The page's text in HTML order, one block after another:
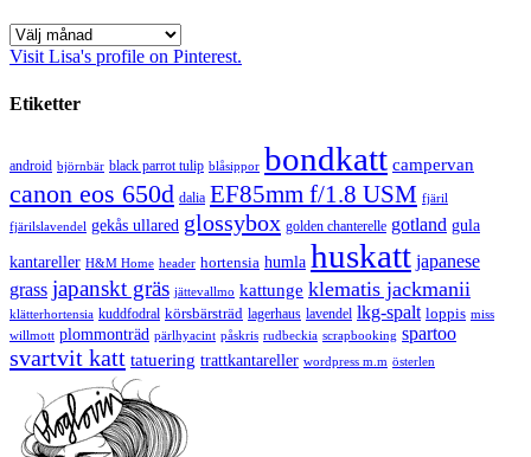
Arkiv
Visit Lisa's profile on Pinterest.
Etiketter
android björnbär black parrot tulip blåsippor bondkatt campervan
canon eos 650d dalia EF85mm f/1.8 USM fjäril
fjärilslavendel gekås ullared glossybox golden chanterelle gotland gula
kantareller H&M Home header hortensia humla huskatt japanese
grass japanskt gräs jättevallmo kattunge klematis jackmanii
klätterhortensia kuddfodral körsbärsträd lagerhaus lavendel lkg-spalt loppis miss
willmott plommonträd pärlhyacint påskris rudbeckia scrapbooking spartoo
svartvit katt tatuering trattkantareller wordpress m.m österlen